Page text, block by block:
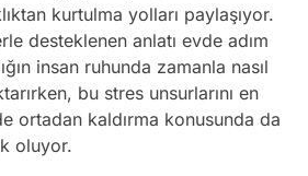
kurtulma yolları paylaşıyor.
desteklenen anlatı evde adım
insan ruhunda zamanla nasıl
bu stres unsurlarını en
ortadan kaldırma konusunda da
oluyor.